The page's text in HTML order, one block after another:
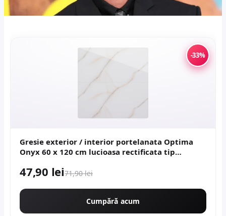
-33%
Gresie exterior / interior portelanata Optima
Onyx 60 x 120 cm lucioasa rectificata tip
47,90 lei71,90 lei
Cumpără acum